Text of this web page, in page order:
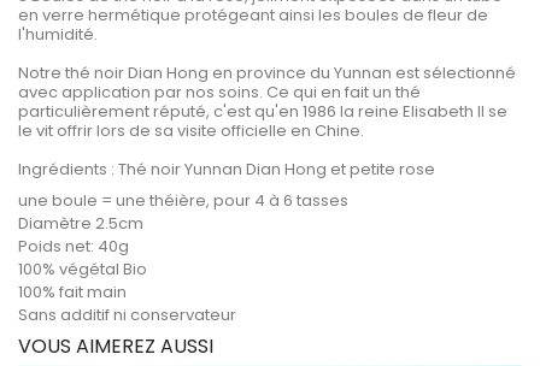
en verre hermétique protégeant ainsi les boules de fleur de
l'humidité.
Notre thé noir Dian Hong en province du Yunnan est sélectionné
avec application par nos soins. Ce qui en fait un thé
particulièrement réputé, c'est qu'en 1986 la reine Elisabeth II se
le vit offrir lors de sa visite officielle en Chine.
Ingrédients : Thé noir Yunnan Dian Hong et petite rose
une boule = une théière, pour 4 à 6 tasses
Diamètre 2.5cm
Poids net: 40g
100% végétal Bio
100% fait main
Sans additif ni conservateur
VOUS AIMEREZ AUSSI